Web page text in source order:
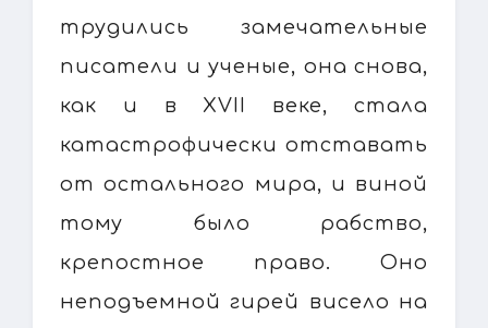
трудились замечательные
писатели и ученые, она снова,
как и в XVII веке, стала
катастрофически отставать
от остального мира, и виной
тому было рабство,
крепостное право. Оно
неподъемной гирей висело на